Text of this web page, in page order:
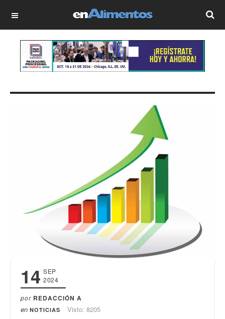
OFF CANVAS
14 SEP
2024
por REDACCIÓN A
en NOTICIAS Visto: 8205